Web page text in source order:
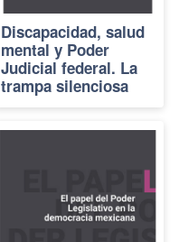
Discapacidad, salud
mental y Poder
Judicial federal. La
trampa silenciosa